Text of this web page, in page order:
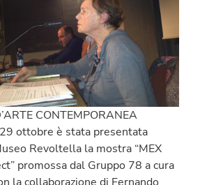
CONTEMPORANEA
ottobre è stata presentata
Revoltella la mostra “MEX
promossa dal Gruppo 78 a cura
la collaborazione di Fernando